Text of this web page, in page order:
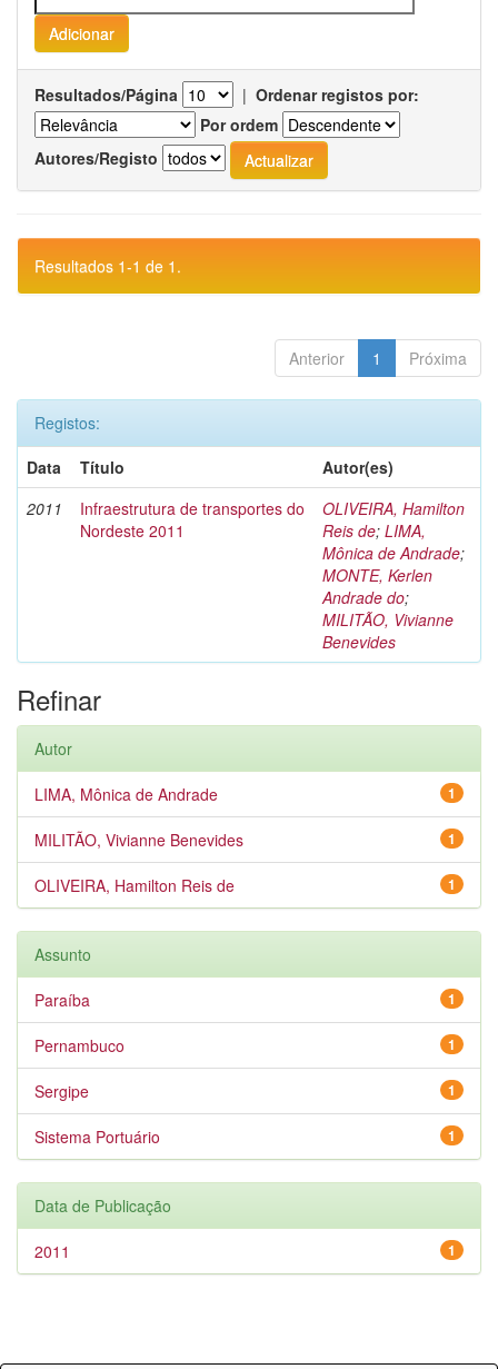
Resultados/Página | Ordenar registos por:
Por ordem
Autores/Registo
Resultados 1-1 de 1.
Anterior 1 Próxima
Registos:
Data
Título
Autor(es)
2011
Infraestrutura de transportes do
Nordeste 2011
OLIVEIRA, Hamilton
Reis de; LIMA,
Mônica de Andrade;
MONTE, Kerlen
Andrade do;
MILITÃO, Vivianne
Benevides
Refinar
Autor
1
LIMA, Mônica de Andrade
1
MILITÃO, Vivianne Benevides
1
OLIVEIRA, Hamilton Reis de
Assunto
1
Paraíba
1
Pernambuco
1
Sergipe
1
Sistema Portuário
Data de Publicação
1
2011